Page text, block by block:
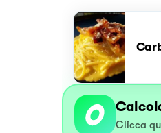
Clicca